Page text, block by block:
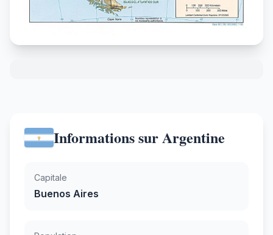
Informations sur Argentine
Capitale
Buenos Aires